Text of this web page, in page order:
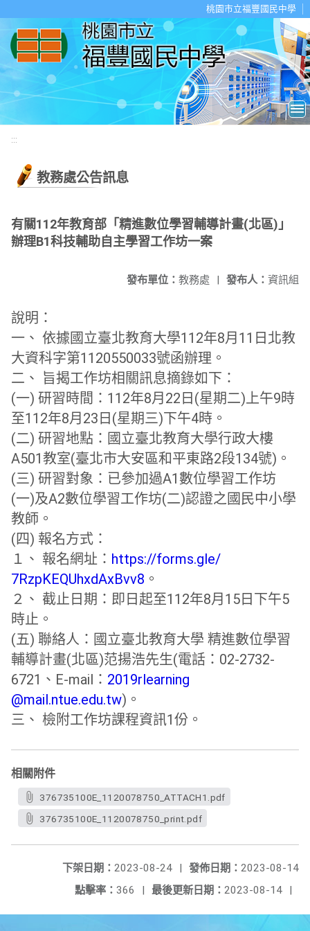
桃園市立福豐國民中學
:::
教務處公告訊息
有關112年教育部「精進數位學習輔導計畫(北區)」
辦理B1科技輔助自主學習工作坊一案
發布人： 資訊組
發布單位： 教務處 |
說明：
一、 依據國立臺北教育大學112年8月11日北教
大資科字第1120550033號函辦理。
二、 旨揭工作坊相關訊息摘錄如下：
(一) 研習時間：112年8月22日(星期二)上午9時
至112年8月23日(星期三)下午4時。
(二) 研習地點：國立臺北教育大學行政大樓
A501教室(臺北市大安區和平東路2段134號)。
(三) 研習對象：已參加過A1數位學習工作坊
(一)及A2數位學習工作坊(二)認證之國民中小學
教師。
(四) 報名方式：
１、 報名網址： https://forms.gle/
7RzpKEQUhxdAxBvv8 。
２、 截止日期：即日起至112年8月15日下午5
時止。
(五) 聯絡人：國立臺北教育大學 精進數位學習
輔導計畫(北區)范揚浩先生(電話：02-2732-
6721、E-mail： 2019rlearning
@mail.ntue.edu.tw)。
三、 檢附工作坊課程資訊1份。
相關附件
376735100E_1120078750_ATTACH1.pdf
376735100E_1120078750_print.pdf
發佈日期： 2023-08-14
下架日期： 2023-08-24
|
最後更新日期： 2023-08-14 |
點擊率： 366 |